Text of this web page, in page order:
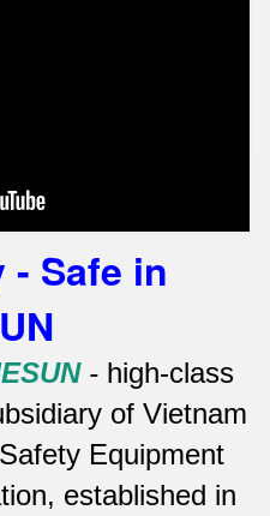
- Safe in
- high-class
of Vietnam
Equipment
established in